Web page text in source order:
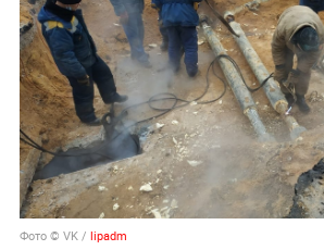
Фото © VK / lipadm